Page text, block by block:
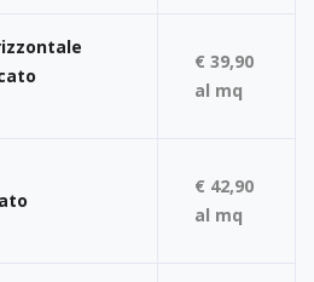
€ 39,90
al mq
€ 42,90
al mq